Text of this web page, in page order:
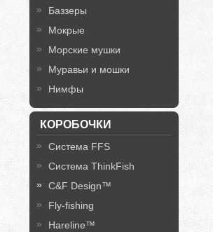
Баззеры
Мокрые
Морские мушки
Муравьи и мошки
Нимфы
КОРОБОЧКИ
Система FFS
Система ThinkFish
C&F Design™
Fly-fishing
Hareline™